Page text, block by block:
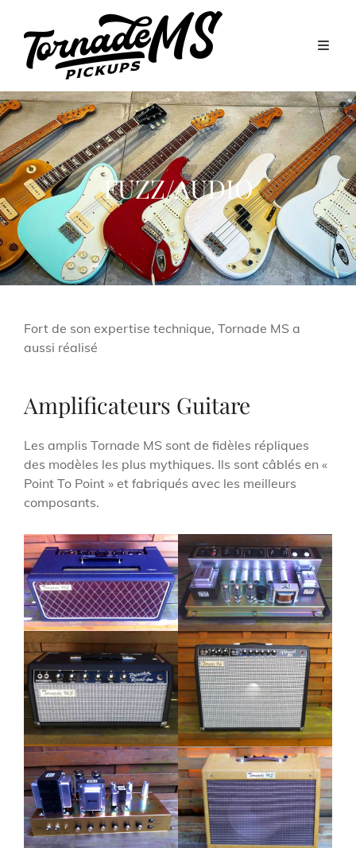
FUZZ/AUDIO
Fort de son expertise technique, Tornade MS a
aussi réalisé
Amplificateurs Guitare
Les amplis Tornade MS sont de fidèles répliques
des modèles les plus mythiques. Ils sont câblés en «
Point To Point » et fabriqués avec les meilleurs
composants.